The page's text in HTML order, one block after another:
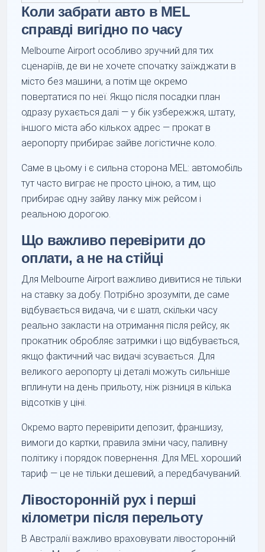
Коли забрати авто в MEL
справді вигідно по часу
Melbourne Airport особливо зручний для тих
сценаріїв, де ви не хочете спочатку заїжджати в
місто без машини, а потім ще окремо
повертатися по неї. Якщо після посадки план
одразу рухається далі — у бік узбережжя, штату,
іншого міста або кількох адрес — прокат в
аеропорту прибирає зайве логістичне коло.
Саме в цьому і є сильна сторона MEL: автомобіль
тут часто виграє не просто ціною, а тим, що
прибирає одну зайву ланку між рейсом і
реальною дорогою.
Що важливо перевірити до
оплати, а не на стійці
Для Melbourne Airport важливо дивитися не тільки
на ставку за добу. Потрібно зрозуміти, де саме
відбувається видача, чи є шатл, скільки часу
реально закласти на отримання після рейсу, як
прокатник обробляє затримки і що відбувається,
якщо фактичний час видачі зсувається. Для
великого аеропорту ці деталі можуть сильніше
вплинути на день прильоту, ніж різниця в кілька
відсотків у ціні.
Окремо варто перевірити депозит, франшизу,
вимоги до картки, правила зміни часу, паливну
політику і порядок повернення. Для MEL хороший
тариф — це не тільки дешевий, а передбачуваний.
Лівосторонній рух і перші
кілометри після перельоту
В Австралії важливо враховувати лівосторонній